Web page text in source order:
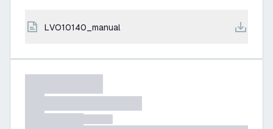
LVO10140_manual